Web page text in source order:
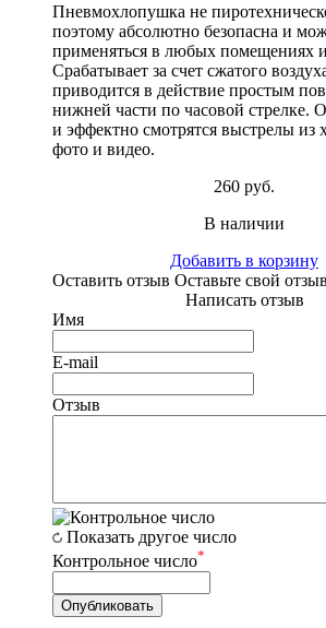
Пневмохлопушка не
поэтому абсолютно безопасна и
применяться в любых помещениях
Срабатывает за счет сжатого
приводится в действие простым
нижней части по часовой стрелке.
и эффектно смотрятся выстрелы из
фото и видео.
260 руб.
В наличии
Добавить в корзину
Оставить отзыв Оставьте свой
Написать отзыв
Имя
E-mail
Отзыв
Показать другое число
Контрольное число*